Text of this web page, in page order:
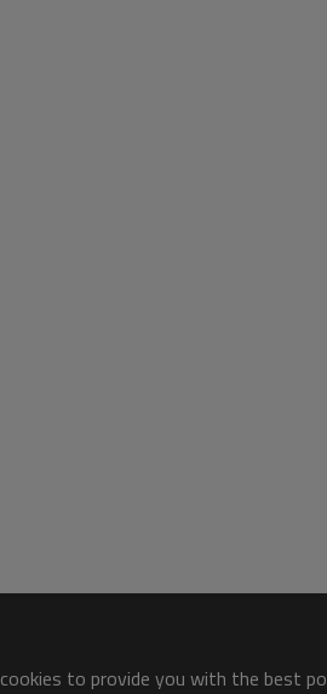
to provide you with the best